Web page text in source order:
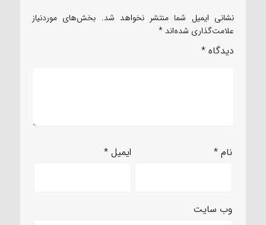
نشانی ایمیل شما منتشر نخواهد شد. بخش‌های موردنیاز
علامت‌گذاری شده‌اند *
دیدگاه *
نام* ایمیل*
وب‌ سایت